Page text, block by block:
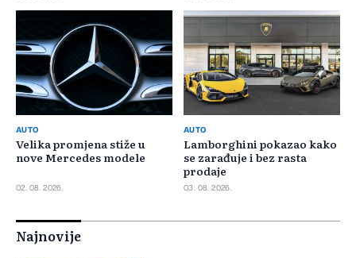
AUTO
Velika promjena stiže u
nove Mercedes modele
02. 08. 2026.
AUTO
Lamborghini pokazao kako
se zarađuje i bez rasta
prodaje
03. 08. 2026.
Najnovije